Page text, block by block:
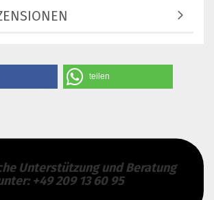
teilen
Unterstützung und Beratung
+49 209 13 60 95